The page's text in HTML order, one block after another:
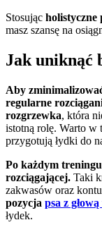
Stosując holistyczne
masz szansę na
Jak uniknąć
Aby
regularne
rozgrzewka, która
istotną rolę. Warto w
przygotują łydki do
Po każdym
rozciągającej. Taki
zakwasów oraz
pozycja psa z głową
łydek.